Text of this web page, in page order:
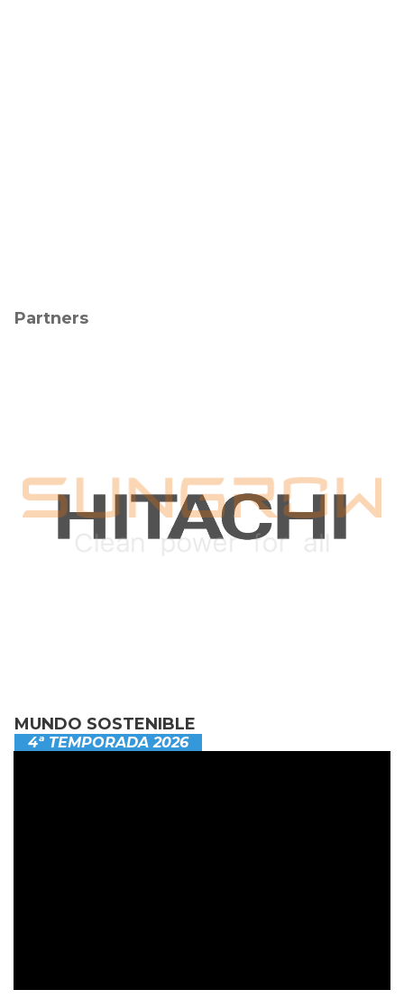
Partners
MUNDO SOSTENIBLE
4ª TEMPORADA 2026